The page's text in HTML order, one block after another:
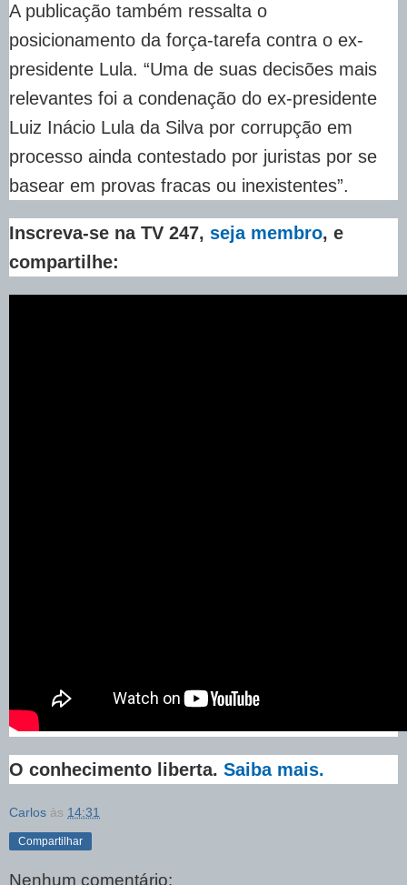
A publicação também ressalta o
posicionamento da força-tarefa contra o ex-
presidente Lula. “Uma de suas decisões mais
relevantes foi a condenação do ex-presidente
Luiz Inácio Lula da Silva por corrupção em
processo ainda contestado por juristas por se
basear em provas fracas ou inexistentes”.
Inscreva-se na TV 247, seja membro, e
compartilhe:
O conhecimento liberta. Saiba mais.
Carlos às 14:31
Compartilhar
Nenhum comentário: